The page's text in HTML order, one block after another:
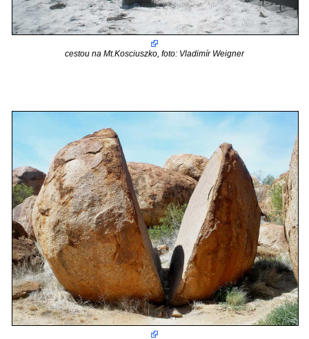
cestou na Mt.Kosciuszko, foto: Vladimír Weigner